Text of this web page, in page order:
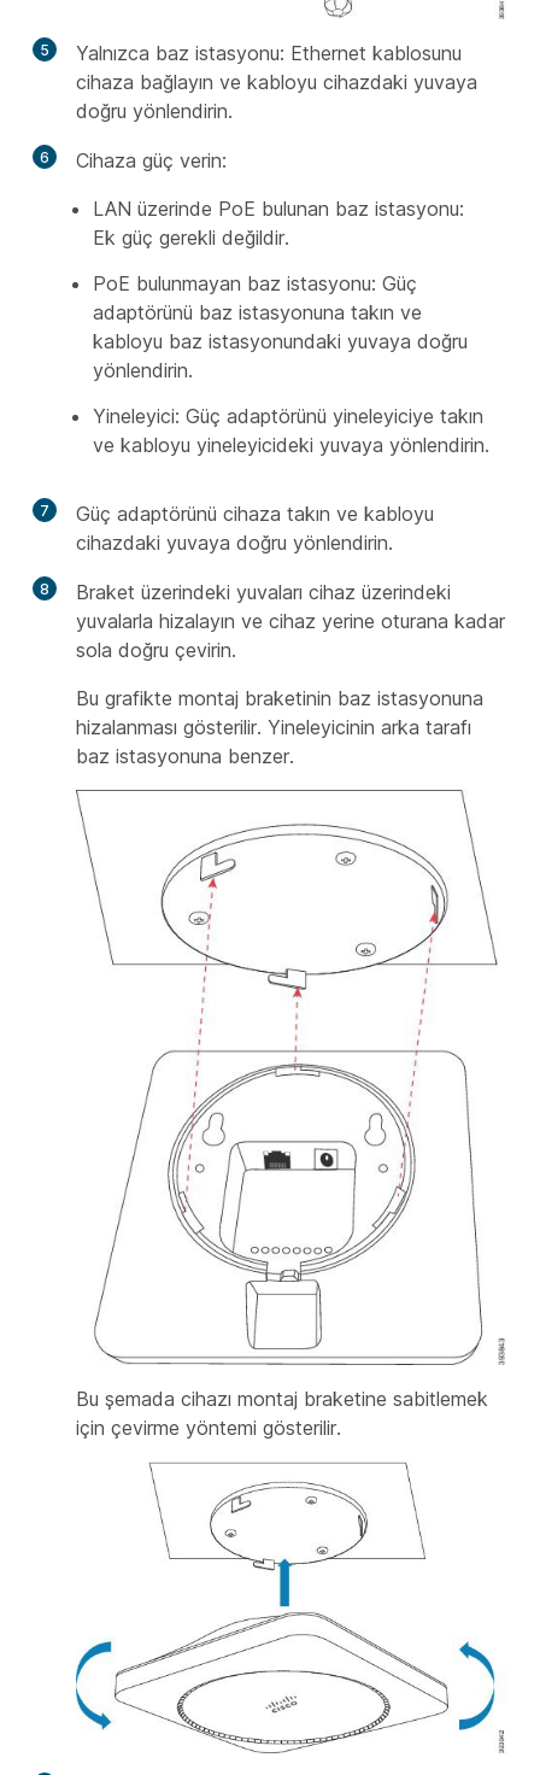
5
Yalnızca baz istasyonu: Ethernet kablosunu
cihaza bağlayın ve kabloyu cihazdaki yuvaya
doğru yönlendirin.
6
Cihaza güç verin:
LAN üzerinde PoE bulunan baz istasyonu:
Ek güç gerekli değildir.
PoE bulunmayan baz istasyonu: Güç
adaptörünü baz istasyonuna takın ve
kabloyu baz istasyonundaki yuvaya doğru
yönlendirin.
Yineleyici: Güç adaptörünü yineleyiciye takın
ve kabloyu yineleyicideki yuvaya yönlendirin.
7
Güç adaptörünü cihaza takın ve kabloyu
cihazdaki yuvaya doğru yönlendirin.
8
Braket üzerindeki yuvaları cihaz üzerindeki
yuvalarla hizalayın ve cihaz yerine oturana kadar
sola doğru çevirin.
Bu grafikte montaj braketinin baz istasyonuna
hizalanması gösterilir. Yineleyicinin arka tarafı
baz istasyonuna benzer.
Bu şemada cihazı montaj braketine sabitlemek
için çevirme yöntemi gösterilir.